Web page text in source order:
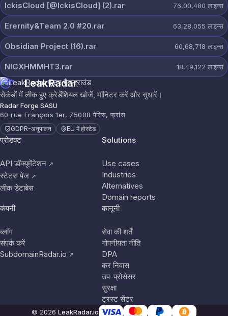
IckisCloud [@IckisCloud] (2).rar 76,00,480 लाइन्स
Erernity&Team 2.0 #20.rar 63,28,055 लाइन्स
Obsidian Project (16).rar 60,68,718 लाइन्स
NIGXHMMHT3.rar 18,49,122 लाइन्स
LeakRadar
सेकंडों में लीक हुए क्रेडेंशियल खोजें, मॉनिटर करें और सुधारें।
Radar Forge SASU
60 rue François 1er, 75008 पेरिस, फ्रांस
GDPR-अनुपालन EU में होस्टेड
प्रोडक्ट
API डॉक्यूमेंटेशन ↗
स्टेटस पेज ↗
लीक डेटाबेस
Solutions
Use cases
Industries
Alternatives
Domain reports
कंपनी
ब्लॉग
संपर्क करें
SubdomainRadar.io ↗
कानूनी
सेवा की शर्तें
गोपनीयता नीति
DPA
कर निवास
उप-प्रोसेसर
सुरक्षा
ट्रस्ट सेंटर
© 2026 LeakRadar.io